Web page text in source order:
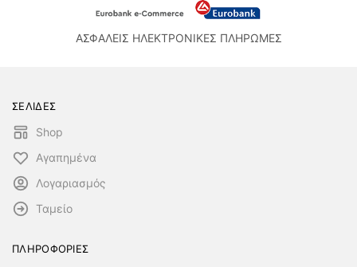
ΑΣΦΑΛΕΙΣ ΗΛΕΚΤΡΟΝΙΚΕΣ ΠΛΗΡΩΜΕΣ
ΣΕΛΙΔΕΣ
Shop
Αγαπημένα
Λογαριασμός
Ταμείο
ΠΛΗΡΟΦΟΡΙΕΣ